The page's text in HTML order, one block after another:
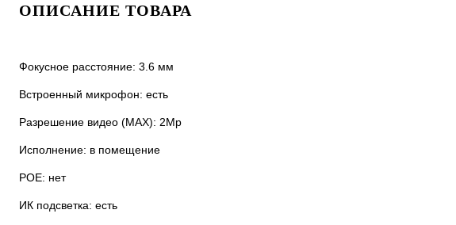
ОПИСАНИЕ ТОВАРА
Фокусное расстояние: 3.6 мм
Встроенный микрофон: есть
Разрешение видео (MAX): 2Мр
Исполнение: в помещение
POE: нет
ИК подсветка: есть